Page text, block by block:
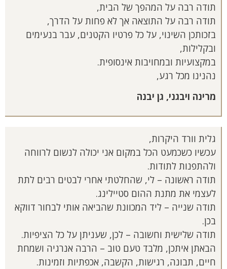
תודה רבה על המהפך של הבית,
תודה רבה על התוצאה אך לא פחות על הדרך,
בזכותכן השינוי, על כל פרטיו הקטנים, עבר בנעימים
ובקלילות,
במקצועיות ובמחויבות אינסופית.
נהנינו מכל רגע,
מרינה ויבגני, גן יבנה
גלית וורד היקרות,
עכשיו כשכמעט הכל במקום אני יכולה לנשום לרווחה
ולהתפנות לתודות.
תודה ראשונה – לי, שהחלטתי אחרי לבטים רבים לתת
לעצמי את מתנת ההום סטיילינג.
תודה שנייה – ליד המכוונת שהביאה אותי לבחור דווקא
בכן.
תודה שלישית וחשובה – לכן, שעניתן על כל הציפיות.
הבאתן איתכן, מלבד טעם טוב – הרבה אנרגיה ושמחת
חיים, תבונה, רגישות, הקשבה, אכפתיות וזמינות.